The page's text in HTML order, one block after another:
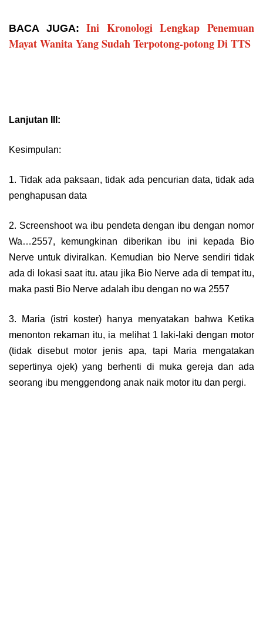
BACA JUGA:Ini Kronologi Lengkap Penemuan
Mayat Wanita Yang Sudah Terpotong-potong Di TTS
Lanjutan III:
Kesimpulan:
1. Tidak ada paksaan, tidak ada pencurian data, tidak ada
penghapusan data
2. Screenshoot wa ibu pendeta dengan ibu dengan nomor
Wa…2557, kemungkinan diberikan ibu ini kepada Bio
Nerve untuk diviralkan. Kemudian bio Nerve sendiri tidak
ada di lokasi saat itu. atau jika Bio Nerve ada di tempat itu,
maka pasti Bio Nerve adalah ibu dengan no wa 2557
3. Maria (istri koster) hanya menyatakan bahwa Ketika
menonton rekaman itu, ia melihat 1 laki-laki dengan motor
(tidak disebut motor jenis apa, tapi Maria mengatakan
sepertinya ojek) yang berhenti di muka gereja dan ada
seorang ibu menggendong anak naik motor itu dan pergi.